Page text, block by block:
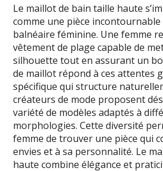
Le maillot de bain taille haute
comme une pièce incontournable
balnéaire féminine. Une femme
vêtement de plage capable de
silhouette tout en assurant un
de maillot répond à ces attentes
spécifique qui structure
créateurs de mode proposent
variété de modèles adaptés à
morphologies. Cette diversité
femme de trouver une pièce qui
envies et à sa personnalité. Le
haute combine élégance et